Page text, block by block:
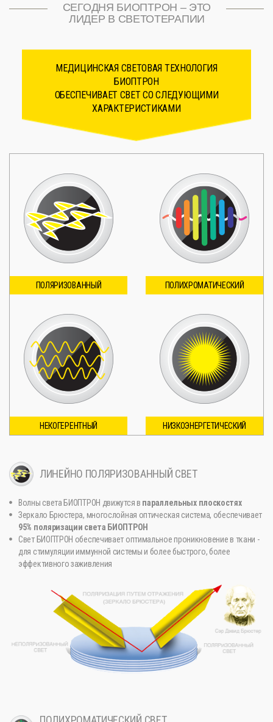
СЕГОДНЯ БИОПТРОН – ЭТО
ЛИДЕР В СВЕТОТЕРАПИИ
МЕДИЦИНСКАЯ СВЕТОВАЯ ТЕХНОЛОГИЯ
БИОПТРОН
ОБЕСПЕЧИВАЕТ СВЕТ СО СЛЕДУЮЩИМИ
ХАРАКТЕРИСТИКАМИ
ПОЛЯРИЗОВАННЫЙ ПОЛИХРОМАТИЧЕСКИЙ
НЕКОГЕРЕНТНЫЙ НИЗКОЭНЕРГЕТИЧЕСКИЙ
ЛИНЕЙНО ПОЛЯРИЗОВАННЫЙ СВЕТ
Волны света БИОПТРОН движутся в параллельных плоскостях
Зеркало Брюстера, многослойная оптическая система, обеспечивает
95% поляризации света БИОПТРОН
Свет БИОПТРОН обеспечивает оптимальное проникновение в ткани -
для стимуляции иммунной системы и более быстрого, более
эффективного заживления